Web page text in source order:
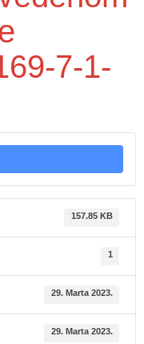
7-1-
157.85 KB
1
29. Marta 2023.
29. Marta 2023.